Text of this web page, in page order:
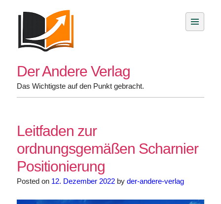
Der Andere Verlag
Das Wichtigste auf den Punkt gebracht.
Leitfaden zur
ordnungsgemäßen Scharnier
Positionierung
Posted on 12. Dezember 2022by der-andere-verlag